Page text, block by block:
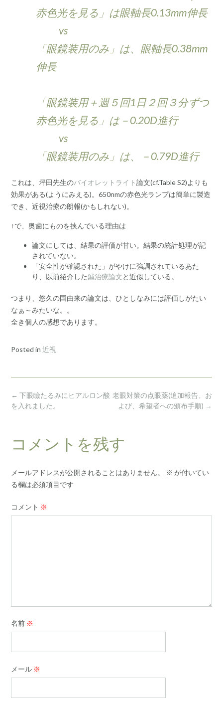
赤色光を見る」は眼軸長0.13mm伸長
vs
「眼鏡装用のみ」は、眼軸長0.38mm
伸長
「眼鏡装用＋週５回1日２回３分ずつ
赤色光を見る」は－0.20D進行
vs
「眼鏡装用のみ」は、－0.79D進行
これは、坪田先生のバイオレットライト論文(cf.Table S2)よりも
効果がある(ようにみえる)。650nmの赤色光ランプは簡単に製造
でき、近視治療の朗報(かもしれない)。
↑で、奥歯にものを挟んでいる理由は
論文にしては、結果の評価が甘い。結果の統計処理が記
されていない。
「安全性が確認された」がやけに強調されているあた
り、以前紹介した鍼治療論文と近似している。
つまり、悠久の国由来の論文は、ひとしなみには評価しがたい
なぁ～みたいな。。
全き個人の感想であります。
Posted in 近視
Post
navigation
老眼対策の点眼薬(追加報告、お
よび、希望者への頒布手順) →
← 下眼瞼たるみにヒアルロン酸
を入れました。
コメントを残す
メールアドレスが公開されることはありません。 ※ が付いてい
る欄は必須項目です
コメント ※
名前 ※
メール ※